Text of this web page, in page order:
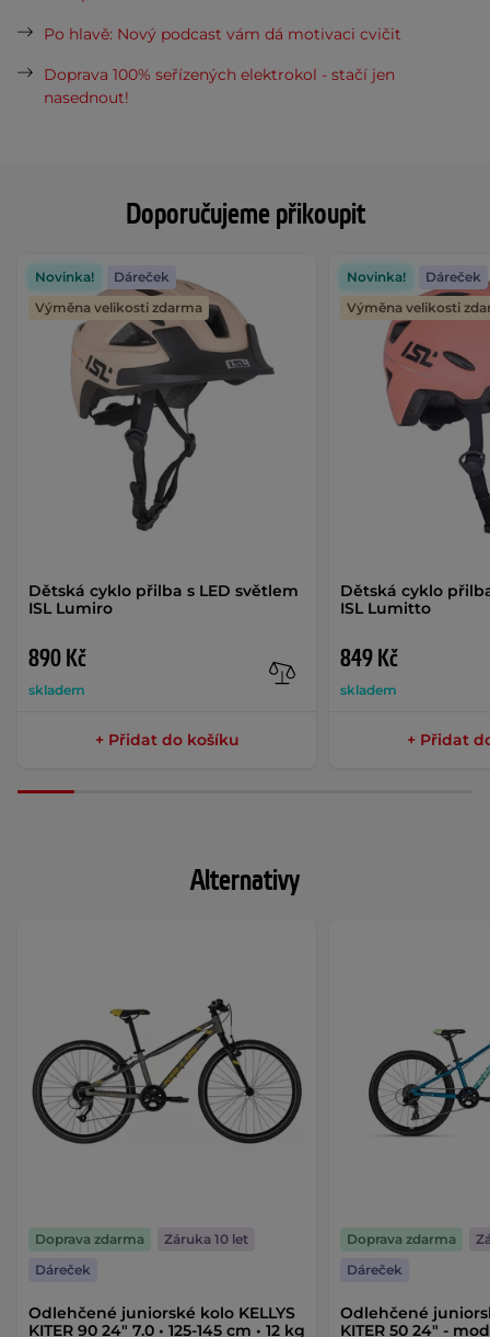
Doporučujeme přikoupit
Dětská cyklo přilba s LED světlem
ISL Lumiro
890 Kč
skladem
Novinka!
Dáreček
Výměna velikosti zdarma
+ Přidat do košíku
Dětská cyklo
ISL Lumitto
849 Kč
skladem
Novinka!
Dáreček
Výměna velikosti
+ Přidat
Po hlavě: Nový podcast vám dá motivaci cvičit
Doprava 100% seřízených elektrokol - stačí jen
nasednout!
Alternativy
Odlehčené juniorské kolo KELLYS
KITER 90 24" 7.0 • 125-145 cm • 12 kg
Doprava zdarma
Záruka 10 let
Dáreček
Odlehčené
KITER 50 24" -
Doprava zdarma
Dáreček